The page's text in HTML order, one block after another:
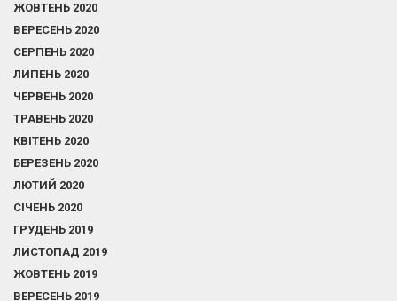
ЖОВТЕНЬ 2020
ВЕРЕСЕНЬ 2020
СЕРПЕНЬ 2020
ЛИПЕНЬ 2020
ЧЕРВЕНЬ 2020
ТРАВЕНЬ 2020
КВІТЕНЬ 2020
БЕРЕЗЕНЬ 2020
ЛЮТИЙ 2020
СІЧЕНЬ 2020
ГРУДЕНЬ 2019
ЛИСТОПАД 2019
ЖОВТЕНЬ 2019
ВЕРЕСЕНЬ 2019